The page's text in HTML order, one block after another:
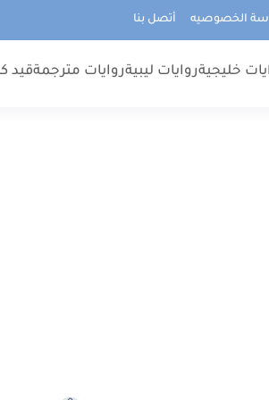
الخصوصيه أتصل بنا
خليجيةروايات ليبيةروايات مترجمةقيد